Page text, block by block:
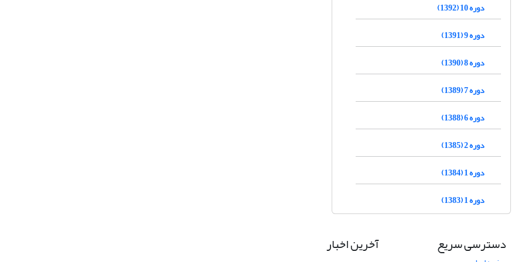
دوره 10 (1392)
دوره 9 (1391)
دوره 8 (1390)
دوره 7 (1389)
دوره 6 (1388)
دوره 2 (1385)
دوره 1 (1384)
دوره 1 (1383)
دسترسی سریع آخرین اخبار